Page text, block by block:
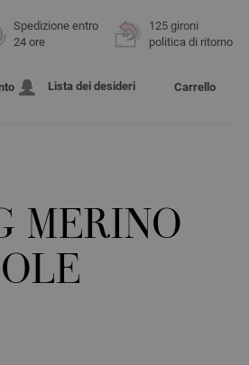
Spedizione entro
24 ore
125 gironi
politica di ritorno
Lista dei desideri Carrello
MERINO